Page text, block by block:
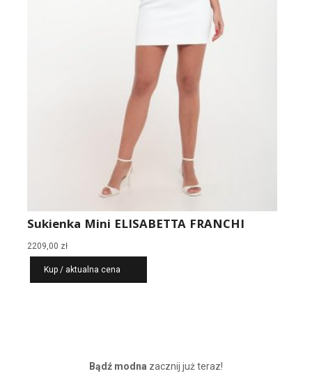
Sukienka Mini ELISABETTA FRANCHI
2209,00 zł
Kup / aktualna cena
Bądź modna zacznij już teraz!